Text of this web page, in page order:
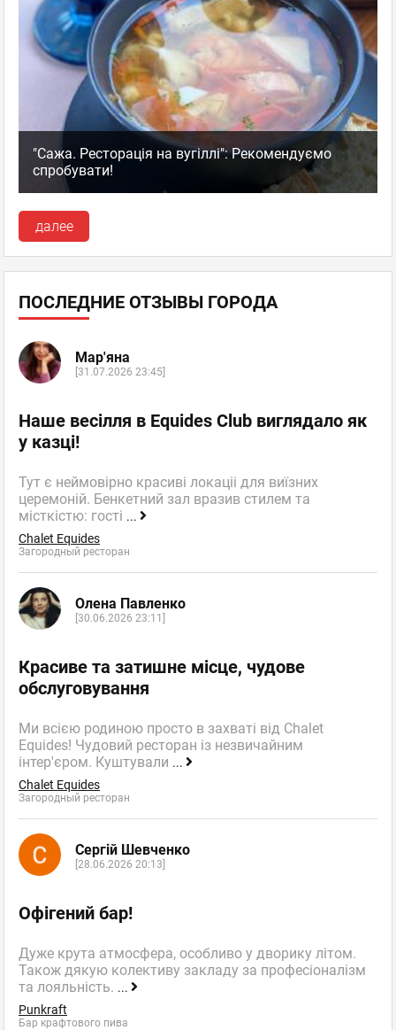
"Сажа. Ресторація на вугіллі": Рекомендуємо
спробувати!
далее
ПОСЛЕДНИЕ ОТЗЫВЫ ГОРОДА
Мар'яна
[31.07.2026 23:45]
Наше весілля в Equides Club виглядало як
у казці!
Тут є неймовірно красиві локаціі для виїзних
церемоній. Бенкетний зал вразив стилем та
місткістю: гості ...
Chalet Equides
Загородный ресторан
Олена Павленко
[30.06.2026 23:11]
Красиве та затишне місце, чудове
обслуговування
Ми всією родиною просто в захваті від Chalet
Equides! Чудовий ресторан із незвичайним
інтер'єром. Куштували ...
Chalet Equides
Загородный ресторан
Сергій Шевченко
[28.06.2026 20:13]
Офігений бар!
Дуже крута атмосфера, особливо у дворику літом.
Також дякую колективу закладу за професіоналізм
та лояльність. ...
Punkraft
Бар крафтового пива